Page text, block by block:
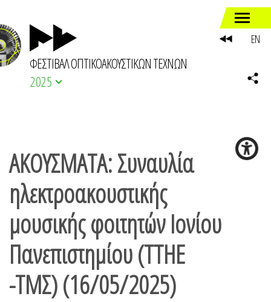
ΦΕΣΤΙΒΑΛ ΟΠΤΙΚΟΑΚΟΥΣΤΙΚΩΝ ΤΕΧΝΩΝ
2025
ΑΚΟΥΣΜΑΤΑ: Συναυλία
ηλεκτροακουστικής
μουσικής φοιτητών Ιονίου
Πανεπιστημίου (ΤΤΗΕ
-ΤΜΣ) (16/05/2025)
EN